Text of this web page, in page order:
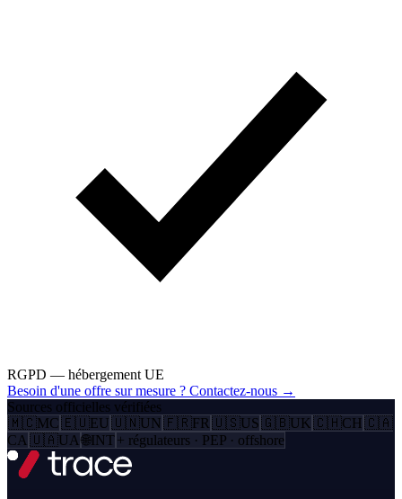
RGPD — hébergement UE
Besoin d'une offre sur mesure ? Contactez-nous →
Sources officielles vérifiées
🇲🇨MC🇪🇺EU🇺🇳UN🇫🇷FR🇺🇸US🇬🇧UK🇨🇭CH 🇨🇦
CA🇺🇦UA🌐INT + régulateurs · PEP · offshore